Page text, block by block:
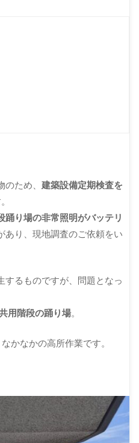
のため、建築設備定期検査を
踊り場の非常照明がバッテリ
あり、現地調査のご依頼をい
するものですが、問題となっ
用階段の踊り場。
かなかの高所作業です。